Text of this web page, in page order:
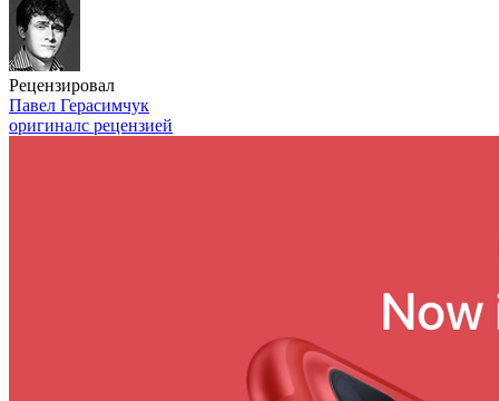
Рецензировал
Павел Герасимчук
оригиналс рецензией